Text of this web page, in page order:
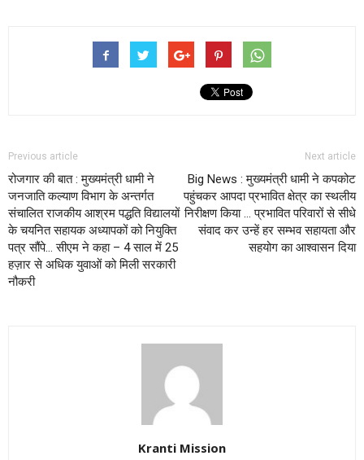
Previous article
रोजगार की बात : मुख्यमंत्री धामी ने
जनजाति कल्याण विभाग के अन्तर्गत
संचालित राजकीय आश्रम पद्धति विद्यालयों
के चयनित सहायक अध्यापकों को नियुक्ति
पत्र सौंपे… सीएम ने कहा – 4 साल में 25
हज़ार से अधिक युवाओं को मिली सरकारी
नौकरी
Next article
Big News : मुख्यमंत्री धामी ने कपकोट
पहुंचकर आपदा प्रभावित क्षेत्र का स्थलीय
निरीक्षण किया … प्रभावित परिवारों से सीधे
संवाद कर उन्हें हर सम्भव सहायता और
सहयोग का आश्वासन दिया
Kranti Mission